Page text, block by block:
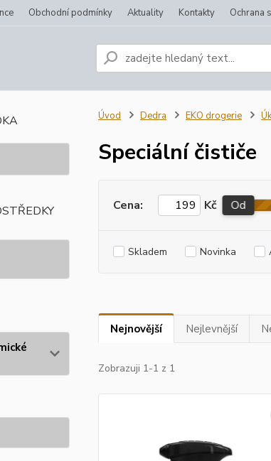
Obchodní podmínky Aktuality Kontakty Ochrana
Úvod Dedra EKO drogerie
Speciální čističe
Cena: Kč Od
Skladem Novinka
Nejnovější Nejlevnější
Zobrazuji 1-1 z 1